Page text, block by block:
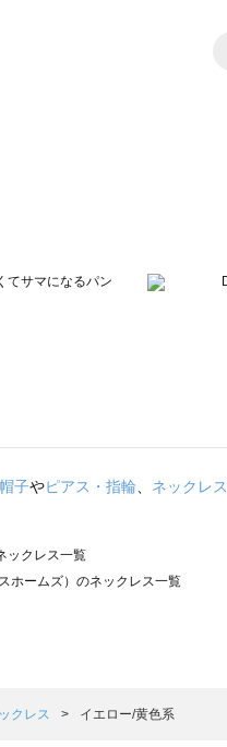
子やピアス・指輪、 ネックレス
ックレス一覧
ホームズ）のネックレス一覧
マンサモスモス）のネックレス一覧
ラーゴム）のネックレス一覧
クレス イエロー/黄色系